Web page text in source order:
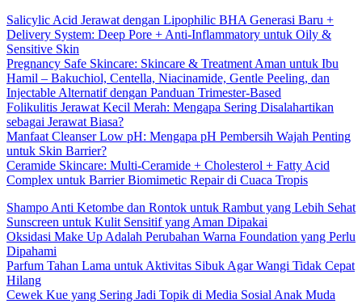
Salicylic Acid Jerawat dengan Lipophilic BHA Generasi Baru +
Delivery System: Deep Pore + Anti-Inflammatory untuk Oily &
Sensitive Skin
Pregnancy Safe Skincare: Skincare & Treatment Aman untuk Ibu
Hamil – Bakuchiol, Centella, Niacinamide, Gentle Peeling, dan
Injectable Alternatif dengan Panduan Trimester-Based
Folikulitis Jerawat Kecil Merah: Mengapa Sering Disalahartikan
sebagai Jerawat Biasa?
Manfaat Cleanser Low pH: Mengapa pH Pembersih Wajah Penting
untuk Skin Barrier?
Ceramide Skincare: Multi-Ceramide + Cholesterol + Fatty Acid
Complex untuk Barrier Biomimetic Repair di Cuaca Tropis
Shampo Anti Ketombe dan Rontok untuk Rambut yang Lebih Sehat
Sunscreen untuk Kulit Sensitif yang Aman Dipakai
Oksidasi Make Up Adalah Perubahan Warna Foundation yang Perlu
Dipahami
Parfum Tahan Lama untuk Aktivitas Sibuk Agar Wangi Tidak Cepat
Hilang
Cewek Kue yang Sering Jadi Topik di Media Sosial Anak Muda